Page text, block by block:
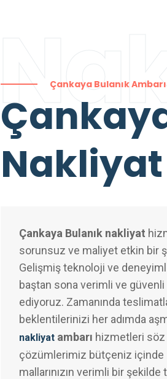
Çankaya Bulanık Ambarı
Nakliyat
Çankaya Bulanık nakliyat
sorunsuz ve maliyet etkin bir
Gelişmiş teknoloji ve
baştan sona verimli ve güvenli
ediyoruz. Zamanında
beklentilerinizi her adımda
nakliyat ambarı hizmetleri
çözümlerimiz bütçeniz içinde
mallarınızın verimli bir